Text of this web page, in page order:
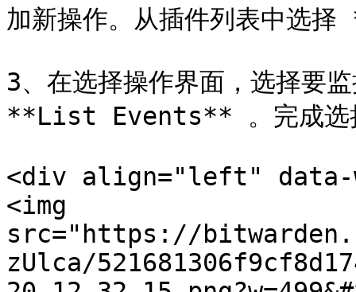
加新操作。从插件列表中
3、在选择操作界面，选择要
**List Events** 。完成选
<div align="left" data-
<img
src="https://
zUlca/